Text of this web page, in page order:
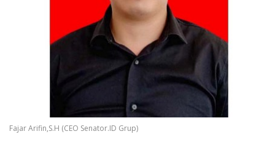
Fajar Arifin,S.H (CEO Senator.ID Grup)